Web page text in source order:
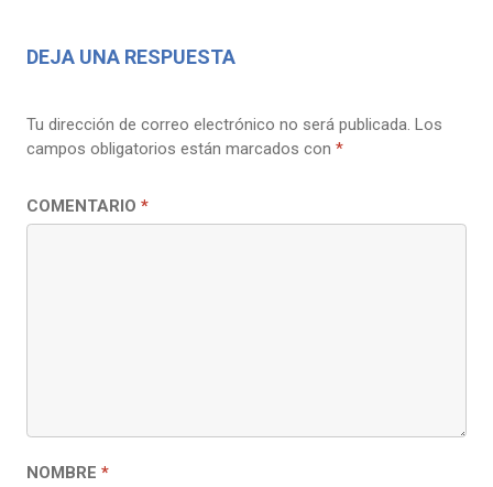
DEJA UNA RESPUESTA
Tu dirección de correo electrónico no será publicada. Los
campos obligatorios están marcados con *
COMENTARIO *
NOMBRE *